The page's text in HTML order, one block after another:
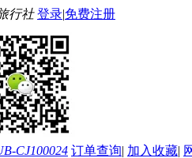
行社登录|免费注册
CJ100024 订单查询| 加入收藏|